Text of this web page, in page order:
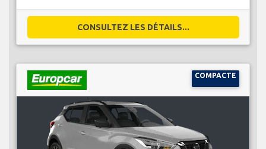
CONSULTEZ LES DÉTAILS...
COMPACTE